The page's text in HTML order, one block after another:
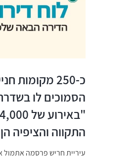
כ-250
הסמוכים לו
התקווה והציפיה
עיריית חריש פרסמה אתמול